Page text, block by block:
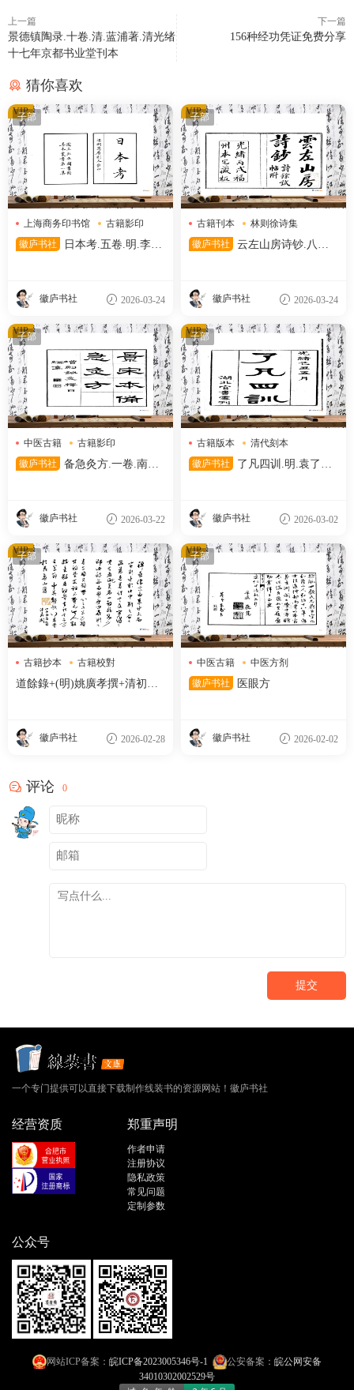
上一篇
景德镇陶录.十卷.清.蓝浦著.清光绪
十七年京都书业堂刊本
下一篇
156种经功凭证免费分享
猜你喜欢
子部
上海商务印书馆
古籍影印
日本考
徽庐书社
日本考.五卷.明.李言
国国家图书馆藏
徽庐书社 2026-03-24
VIP 子部
古籍刊本
林则徐诗集
清代刊本
徽庐书社
云左山房诗钞.八卷.
徽庐书社 2026-03-24
VIP
子部
中医古籍
古籍影印
宋代刻本
徽庐书社
备急灸方.一卷.南宋.
刊本
徽庐书社 2026-03-22
VIP 子部
古籍版本
清代刻本
清代文献
徽庐书社
了凡四训.明.袁了凡
徽庐书社 2026-03-02
VIP
子部
古籍抄本
古籍校對
明代刻本
道餘錄+(明)姚廣孝撰+清初抄
徽庐书社 2026-02-28
VIP 子部
中医古籍
中医方剂
古籍善本
徽庐书社 医眼方
徽庐书社 2026-02-02
VIP
评论 0
提交
一个专门提供可以直接下载制作线装书的资源网站！徽庐书社
经营资质 郑重声明
作者申请
注册协议
隐私政策
常见问题
定制参数
公众号
网站ICP备案： 皖ICP备2023005346号-1 公安备案： 皖公网安备
34010302002529号